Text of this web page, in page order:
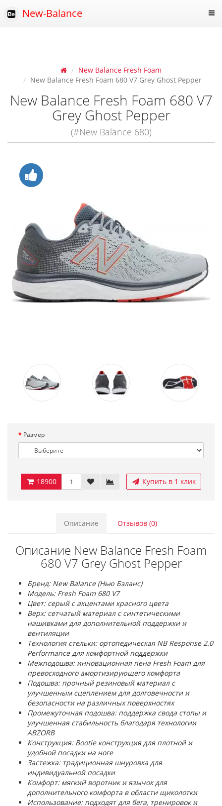
New-Balance
New Balance Fresh Foam
New Balance Fresh Foam 680 V7 Grey Ghost Pepper
New Balance Fresh Foam 680 V7
Grey Ghost Pepper
(#New Balance 680)
Размер
18900 Купить в 1 клик
Описание Отзывов (0)
Описание New Balance Fresh Foam
680 V7 Grey Ghost Pepper
Бренд: New Balance (Нью Бэланс)
Модель: Fresh Foam 680 V7
Цвет: серый с акцентами красного цвета
Верх: сетчатый материал с синтетическими
нашивками для дополнительной поддержки и
вентиляции
Технология стельки: ортопедическая NB Response 2.0
Performance для комфортной поддержки
Межподошва: инновационная пена Fresh Foam для
превосходного амортизирующего комфорта
Подошва: прочный резиновый материал с
улучшенным сцеплением для долговечности и
безопасности на различных поверхностях
Промежуточная подошва: поддержка свода стопы и
улучшенная стабильность благодаря технологии
ABZORB
Конструкция: Bootie конструкция для плотной и
удобной посадки на ноге
Застежка: традиционная шнуровка для
индивидуальной посадки
Комфорт: мягкий воротник и язычок для
дополнительного комфорта в области щиколотки
Использование: подходят для бега, тренировок и